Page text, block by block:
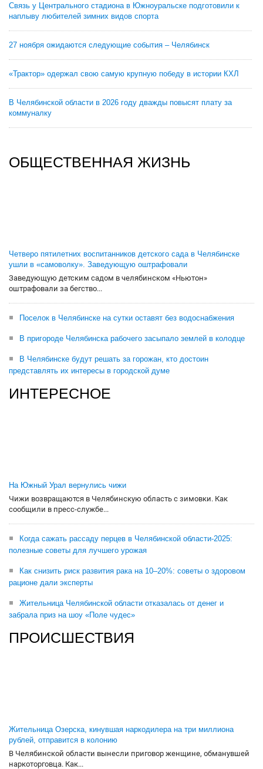
Связь у Центрального стадиона в Южноуральске подготовили к
наплыву любителей зимних видов спорта
27 ноября ожидаются следующие события – Челябинск
«Трактор» одержал свою самую крупную победу в истории КХЛ
В Челябинской области в 2026 году дважды повысят плату за
коммуналку
ОБЩЕСТВЕННАЯ ЖИЗНЬ
Четверо пятилетних воспитанников детского сада в Челябинске
ушли в «самоволку». Заведующую оштрафовали
Заведующую детским садом в челябинском «Ньютон»
оштрафовали за бегство...
Поселок в Челябинске на сутки оставят без водоснабжения
В пригороде Челябинска рабочего засыпало землей в колодце
В Челябинске будут решать за горожан, кто достоин
представлять их интересы в городской думе
ИНТЕРЕСНОЕ
На Южный Урал вернулись чижи
Чижи возвращаются в Челябинскую область с зимовки. Как
сообщили в пресс-службе...
Когда сажать рассаду перцев в Челябинской области-2025:
полезные советы для лучшего урожая
Как снизить риск развития рака на 10–20%: советы о здоровом
рационе дали эксперты
Жительница Челябинской области отказалась от денег и
забрала приз на шоу «Поле чудес»
ПРОИСШЕСТВИЯ
Жительница Озерска, кинувшая наркодилера на три миллиона
рублей, отправится в колонию
В Челябинской области вынесли приговор женщине, обманувшей
наркоторговца. Как...